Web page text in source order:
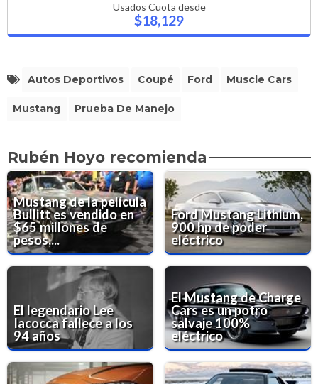
Usados Cuota desde
$18,129
Autos Deportivos Coupé Ford Muscle Cars
Mustang Prueba De Manejo
Rubén Hoyo recomienda
Mustang de la película
Bullitt es vendido en
$65 millones de
pesos,...
Ford Mustang Lithium,
900 hp de poder
eléctrico
El legendario Lee
Iacocca fallece a los
94 años
El Mustang de Charge
Cars es un potro
salvaje 100%
eléctrico